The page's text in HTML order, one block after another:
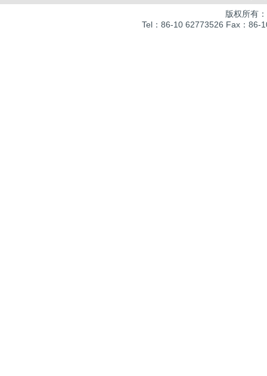
版权所有
Tel：86-10 62773526 Fax：86-